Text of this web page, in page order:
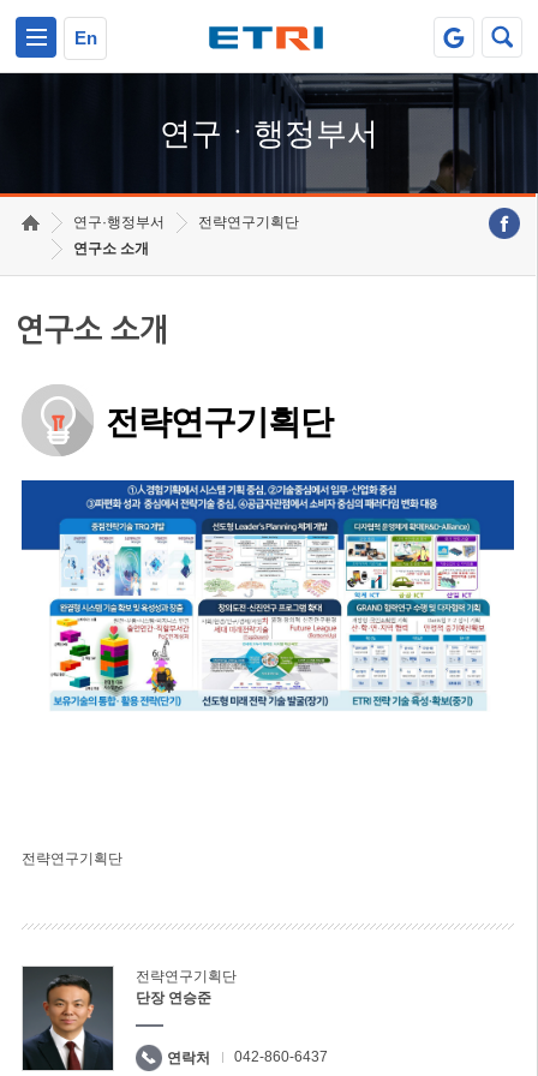
En
연구ㆍ행정부서
연구·행정부서
전략연구기획단
연구소 소개
연구소 소개
전략연구기획단
전략연구기획단
전략연구기획단
단장 연승준
연락처 042-860-6437